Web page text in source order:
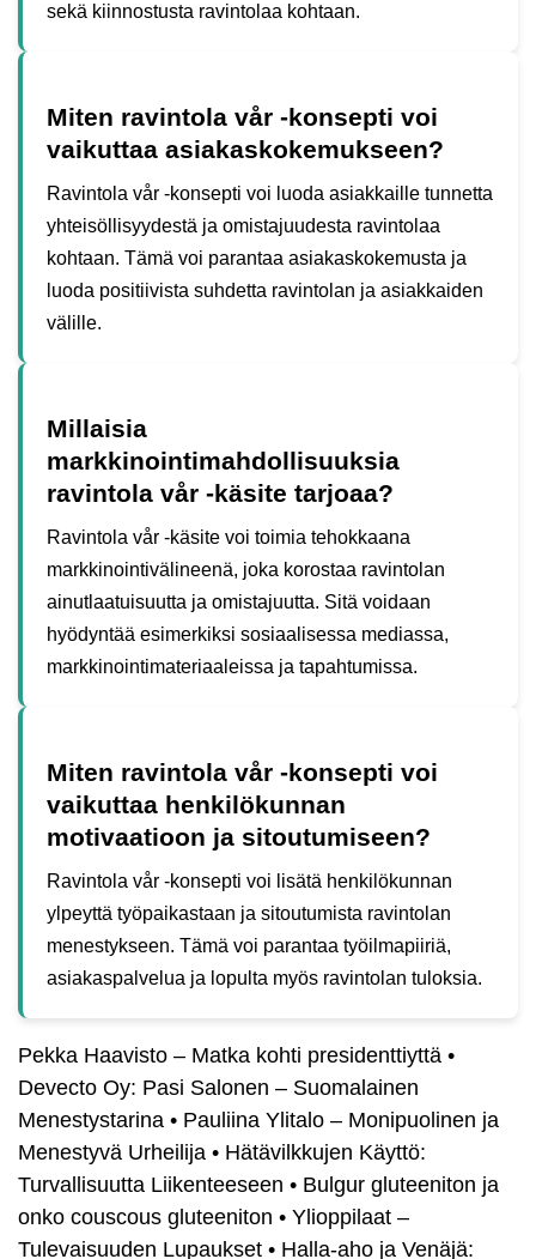
sekä kiinnostusta ravintolaa kohtaan.
Miten ravintola vår -konsepti voi
vaikuttaa asiakaskokemukseen?
Ravintola vår -konsepti voi luoda asiakkaille tunnetta
yhteisöllisyydestä ja omistajuudesta ravintolaa
kohtaan. Tämä voi parantaa asiakaskokemusta ja
luoda positiivista suhdetta ravintolan ja asiakkaiden
välille.
Millaisia
markkinointimahdollisuuksia
ravintola vår -käsite tarjoaa?
Ravintola vår -käsite voi toimia tehokkaana
markkinointivälineenä, joka korostaa ravintolan
ainutlaatuisuutta ja omistajuutta. Sitä voidaan
hyödyntää esimerkiksi sosiaalisessa mediassa,
markkinointimateriaaleissa ja tapahtumissa.
Miten ravintola vår -konsepti voi
vaikuttaa henkilökunnan
motivaatioon ja sitoutumiseen?
Ravintola vår -konsepti voi lisätä henkilökunnan
ylpeyttä työpaikastaan ja sitoutumista ravintolan
menestykseen. Tämä voi parantaa työilmapiiriä,
asiakaspalvelua ja lopulta myös ravintolan tuloksia.
Pekka Haavisto – Matka kohti presidenttiyttä •
Devecto Oy: Pasi Salonen – Suomalainen
Menestystarina • Pauliina Ylitalo – Monipuolinen ja
Menestyvä Urheilija • Hätävilkkujen Käyttö:
Turvallisuutta Liikenteeseen • Bulgur gluteeniton ja
onko couscous gluteeniton • Ylioppilaat –
Tulevaisuuden Lupaukset • Halla-aho ja Venäjä: